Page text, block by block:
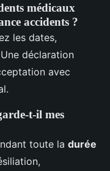
médicaux
accidents ?
les dates,
déclaration
avec
t-il mes
toute la durée